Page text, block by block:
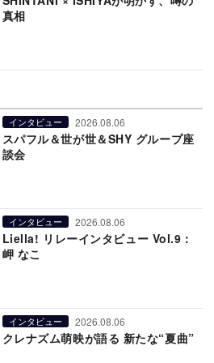
真相
インタビュー 2026.08.06
スパフル＆世が世＆SHY グループ座
談会
インタビュー 2026.08.06
Liella! リレーインタビュー Vol.9：
岬 なこ
インタビュー 2026.08.06
クレナズム萌映が語る 新たな“夏曲”